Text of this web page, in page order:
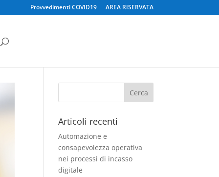
Provvedimenti COVID19 AREA RISERVATA
Articoli recenti
Automazione e
consapevolezza operativa
nei processi di incasso
digitale